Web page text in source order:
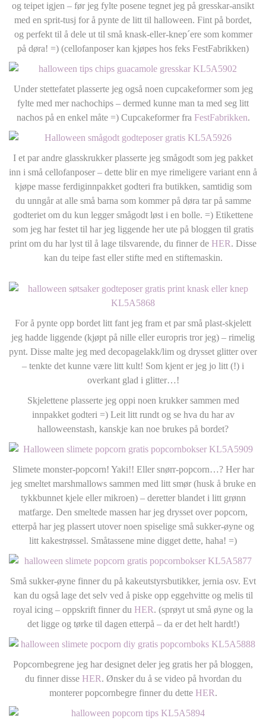
og teipet igjen – før jeg fylte posene tegnet jeg på gresskar-ansikt
med en sprit-tusj for å pynte de litt til halloween. Fint på bordet,
og perfekt til å dele ut til små knask-eller-knep´ere som kommer
på døra! =) (cellofanposer kan kjøpes hos feks FestFabrikken)
Under stettefatet plasserte jeg også noen cupcakeformer som jeg
fylte med mer nachochips – dermed kunne man ta med seg litt
nachos på en enkel måte =) Cupcakeformer fra FestFabrikken.
I et par andre glasskrukker plasserte jeg smågodt som jeg pakket
inn i små cellofanposer – dette blir en mye rimeligere variant enn å
kjøpe masse ferdiginnpakket godteri fra butikken, samtidig som
du unngår at alle små barna som kommer på døra tar på samme
godteriet om du kun legger smågodt løst i en bolle. =) Etikettene
som jeg har festet til har jeg liggende her ute på bloggen til gratis
print om du har lyst til å lage tilsvarende, du finner de HER. Disse
kan du teipe fast eller stifte med en stiftemaskin.
For å pynte opp bordet litt fant jeg fram et par små plast-skjelett
jeg hadde liggende (kjøpt på nille eller europris tror jeg) – rimelig
pynt. Disse malte jeg med decopagelakk/lim og drysset glitter over
– tenkte det kunne være litt kult! Som kjent er jeg jo litt (!) i
overkant glad i glitter…!
Skjelettene plasserte jeg oppi noen krukker sammen med
innpakket godteri =) Leit litt rundt og se hva du har av
halloweenstash, kanskje kan noe brukes på bordet?
Slimete monster-popcorn! Yaki!! Eller snørr-popcorn…? Her har
jeg smeltet marshmallows sammen med litt smør (husk å bruke en
tykkbunnet kjele eller mikroen) – deretter blandet i litt grønn
matfarge. Den smeltede massen har jeg drysset over popcorn,
etterpå har jeg plassert utover noen spiselige små sukker-øyne og
litt kakestrøssel. Småtassene mine digget dette, haha! =)
Små sukker-øyne finner du på kakeutstyrsbutikker, jernia osv. Evt
kan du også lage det selv ved å piske opp eggehvitte og melis til
royal icing – oppskrift finner du HER. (sprøyt ut små øyne og la
det ligge og tørke til dagen etterpå – da er det helt hardt!)
Popcornbegrene jeg har designet deler jeg gratis her på bloggen,
du finner disse HER. Ønsker du å se video på hvordan du
monterer popcornbegre finner du dette HER.